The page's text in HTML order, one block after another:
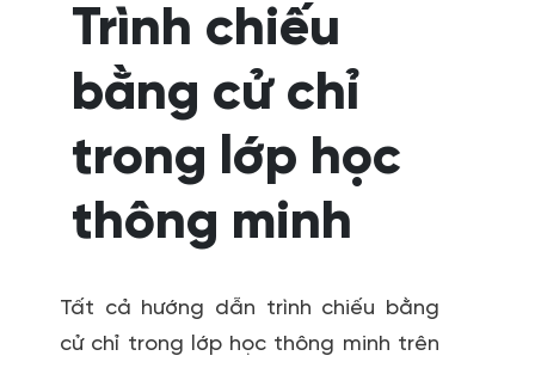
Trình chiếu
bằng cử chỉ
trong lớp học
thông minh
Tất cả hướng dẫn trình chiếu bằng
cử chỉ trong lớp học thông minh trên